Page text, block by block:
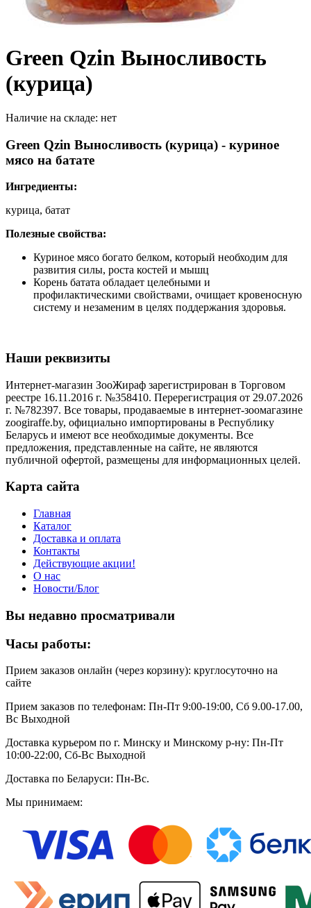
Green Qzin Выносливость
(курица)
Наличие на складе: нет
Green Qzin Выносливость (курица) - куриное
мясо на батате
Ингредиенты:
курица, батат
Полезные свойства:
Куриное мясо богато белком, который необходим для
развития силы, роста костей и мышц
Корень батата обладает целебными и
профилактическими свойствами, очищает кровеносную
систему и незаменим в целях поддержания здоровья.
Наши реквизиты
Интернет-магазин ЗооЖираф зарегистрирован в Торговом
реестре 16.11.2016 г. №358410. Перерегистрация от 29.07.2026
г. №782397. Все товары, продаваемые в интернет-зоомагазине
zoogiraffe.by, официально импортированы в Республику
Беларусь и имеют все необходимые документы. Все
предложения, представленные на сайте, не являются
публичной офертой, размещены для информационных целей.
Карта сайта
Главная
Каталог
Доставка и оплата
Контакты
Действующие акции!
О нас
Новости/Блог
Вы недавно просматривали
Часы работы:
Прием заказов онлайн (через корзину): круглосуточно на
сайте
Прием заказов по телефонам: Пн-Пт 9:00-19:00, Сб 9.00-17.00,
Вс Выходной
Доставка курьером по г. Минску и Минскому р-ну: Пн-Пт
10:00-22:00, Сб-Вс Выходной
Доставка по Беларуси: Пн-Вс.
Мы принимаем: